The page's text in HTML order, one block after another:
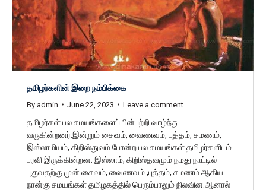
தமிழர்களின் இறை நம்பிக்கை
By admin June 22, 2023 Leave a comment
தமிழர்கள் பல சமயங்களைப் பின்பற்றி வாழ்ந்து
வருகின்றனர்.இன்றும் சைவம், வைணவம், புத்தம், சமணம்,
இஸ்லாமியம், கிறிஸ்துவம் போன்ற பல சமயங்கள் தமிழர்களிடம்
பரவி இருக்கின்றன. இஸ்லாம், கிறிஸ்தவமும் நமது நாட்டில்
புகுவதற்கு முன் சைவம், வைணவம் ,புத்தம், சமணம் ஆகிய
நான்கு சமயங்கள் தமிழகத்தில் பெரும்பாலும் நிலவின.ஆனால்